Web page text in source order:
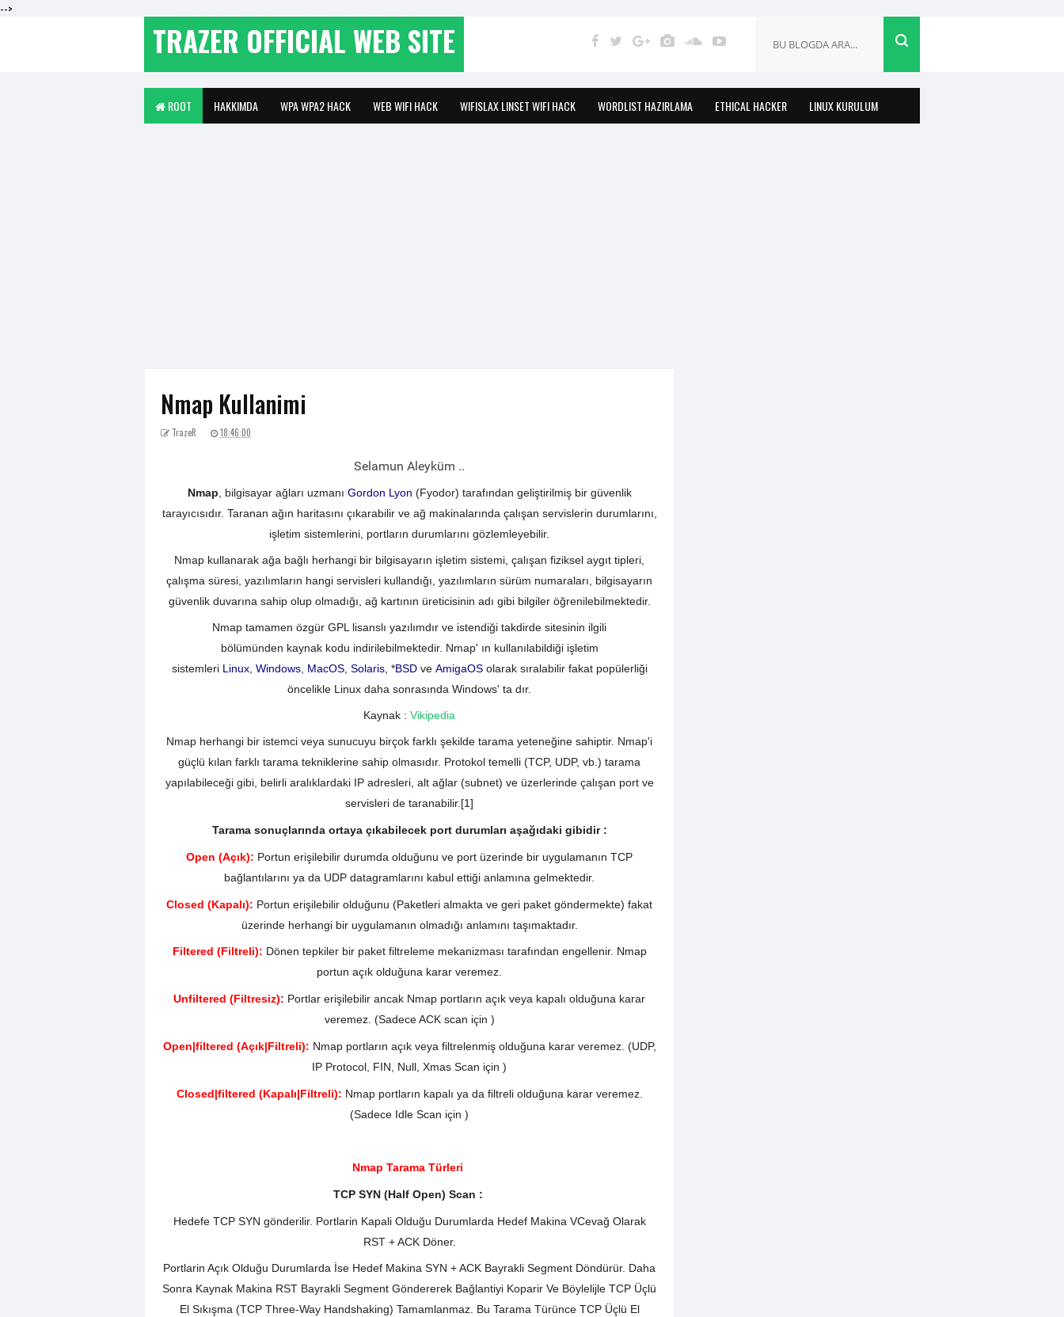
-->
TRAZER OFFICIAL WEB SITE
ROOT HAKKIMDA WPA WPA2 HACK WEB WIFI HACK WIFISLAX LINSET WIFI HACK WORDLIST HAZIRLAMA ETHICAL HACKER LINUX KURULUM
Nmap Kullanimi
TrazeR 18:46:00
Selamun Aleyküm ..
Nmap , bilgisayar ağları uzmanı Gordon Lyon (Fyodor) tarafından geliştirilmiş bir güvenlik
tarayıcısıdır. Taranan ağın haritasını çıkarabilir ve ağ makinalarında çalışan servislerin durumlarını,
işletim sistemlerini, portların durumlarını gözlemleyebilir.
Nmap kullanarak ağa bağlı herhangi bir bilgisayarın işletim sistemi, çalışan fiziksel aygıt tipleri,
çalışma süresi, yazılımların hangi servisleri kullandığı, yazılımların sürüm numaraları, bilgisayarın
güvenlik duvarına sahip olup olmadığı, ağ kartının üreticisinin adı gibi bilgiler öğrenilebilmektedir.
Nmap tamamen özgür GPL lisanslı yazılımdır ve istendiği takdirde sitesinin ilgili
bölümünden kaynak kodu indirilebilmektedir. Nmap' ın kullanılabildiği işletim
sistemleri Linux, Windows, MacOS, Solaris, *BSDve AmigaOSolarak sıralabilir fakat popülerliği
öncelikle Linux daha sonrasında Windows' ta dır.
Kaynak : Vikipedia
Nmap herhangi bir istemci veya sunucuyu birçok farklı şekilde tarama yeteneğine sahiptir. Nmap'i
güçlü kılan farklı tarama tekniklerine sahip olmasıdır. Protokol temelli (TCP, UDP, vb.) tarama
yapılabileceği gibi, belirli aralıklardaki IP adresleri, alt ağlar (subnet) ve üzerlerinde çalışan port ve
servisleri de taranabilir.[1]
Tarama sonuçlarında ortaya çıkabilecek port durumları aşağıdaki gibidir :
Open (Açık): Portun erişilebilir durumda olduğunu ve port üzerinde bir uygulamanın TCP
bağlantılarını ya da UDP datagramlarını kabul ettiği anlamına gelmektedir.
Closed (Kapalı): Portun erişilebilir olduğunu (Paketleri almakta ve geri paket göndermekte) fakat
üzerinde herhangi bir uygulamanın olmadığı anlamını taşımaktadır.
Filtered (Filtreli): Dönen tepkiler bir paket filtreleme mekanizması tarafından engellenir. Nmap
portun açık olduğuna karar veremez.
Unfiltered (Filtresiz): Portlar erişilebilir ancak Nmap portların açık veya kapalı olduğuna karar
veremez. (Sadece ACK scan için )
Open|filtered (Açık|Filtreli): Nmap portların açık veya filtrelenmiş olduğuna karar veremez. (UDP,
IP Protocol, FIN, Null, Xmas Scan için )
Closed|filtered (Kapalı|Filtreli): Nmap portların kapalı ya da filtreli olduğuna karar veremez.
(Sadece Idle Scan için )
Nmap Tarama Türleri
TCP SYN (Half Open) Scan :
Hedefe TCP SYN gönderilir. Portlarin Kapali Olduğu Durumlarda Hedef Makina VCevağ Olarak
RST + ACK Döner.
Portlarin Açık Olduğu Durumlarda İse Hedef Makina SYN + ACK Bayrakli Segment Döndürür. Daha
Sonra Kaynak Makina RST Bayrakli Segment Göndererek Bağlantiyi Koparir Ve Böylelijle TCP Üçlü
El Sıkışma (TCP Three-Way Handshaking) Tamamlanmaz. Bu Tarama Türünce TCP Üçlü El